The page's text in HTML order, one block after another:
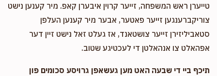
טייערן ראש המשפחה, זייער קרוין איבערן קאפ. מיר קענען נישט
צוריקברענגען זייער פאטער, אבער מיר קענען העלפן
סטאביליזירן זייער צושטאנד, אז געלט זאל נישט זיין דער
אפהאלט צו אנהאלטן די לעכטיגע שטוב.
תיכף ביי די שבעה האט מען געשאפן גרויסע סכומים פון